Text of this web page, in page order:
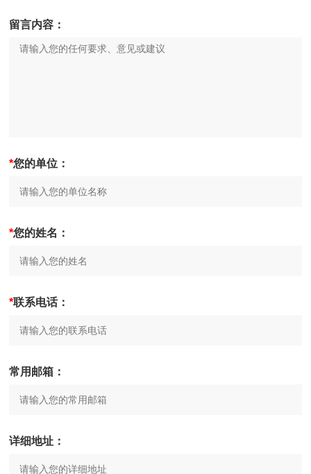
留言内容：
*您的单位：
*您的姓名：
*联系电话：
常用邮箱：
详细地址：